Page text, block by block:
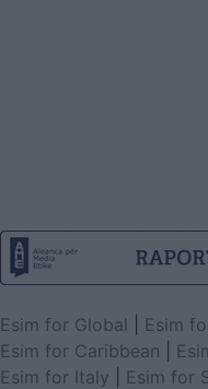
Esim for Global Esim
Esim for Caribbean
Esim for Italy
Esim for